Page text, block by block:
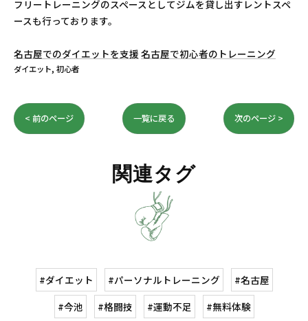
フリートレーニングのスペースとしてジムを貸し出すレントスペ
ースも行っております。
名古屋でのダイエットを支援 名古屋で初心者のトレーニング
ダイエット 初心者
< 前のページ 一覧に戻る 次のページ >
関連タグ
#ダイエット #パーソナルトレーニング
#名古屋
#今池
#格闘技 #運動不足 #無料体験